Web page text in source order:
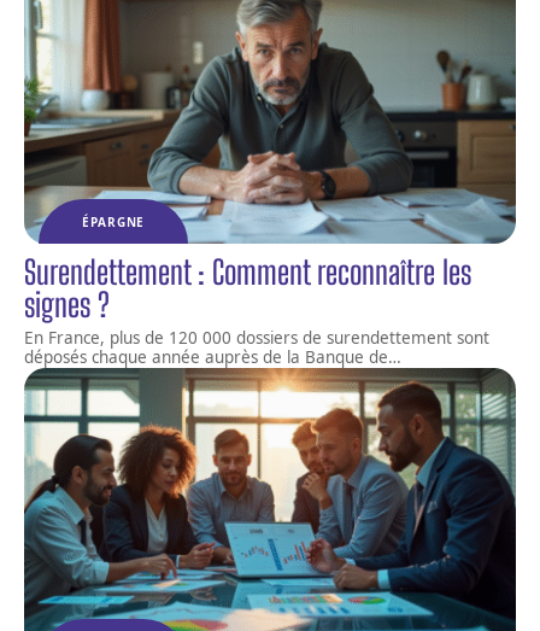
ÉPARGNE
Surendettement : Comment reconnaître les
signes ?
En France, plus de 120 000 dossiers de surendettement sont
déposés chaque année auprès de la Banque de…